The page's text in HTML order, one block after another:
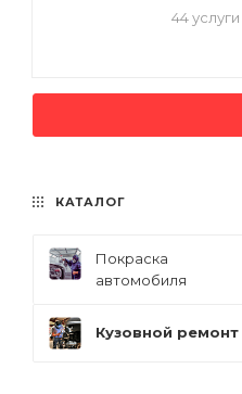
44 услуги
КАТАЛОГ
Покраска
автомобиля
Кузовной ремонт